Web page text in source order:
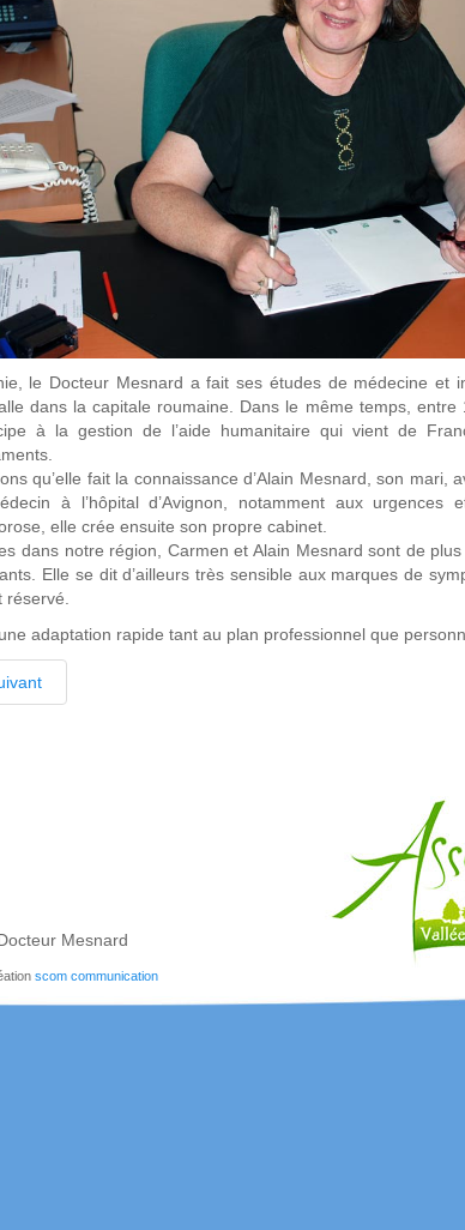
le Docteur Mesnard a fait ses études de médecine et
dans la capitale roumaine. Dans le même temps,
à la gestion de l’aide humanitaire qui vient de
qu’elle fait la connaissance d’Alain Mesnard, son mari,
à l’hôpital d’Avignon, notamment aux urgences
elle crée ensuite son propre cabinet.
dans notre région, Carmen et Alain Mesnard sont de
Elle se dit d’ailleurs très sensible aux marques de
réservé.
adaptation rapide tant au plan professionnel que
Mesnard
scom communication